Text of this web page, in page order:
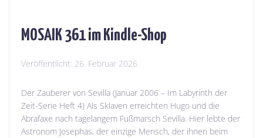
MOSAIK 361 im Kindle-Shop
Veröffentlicht: 26. Februar 2026
Der Zauberer von Sevilla (Januar 2006 – Im Labyrinth der
Zeit-Serie Heft 4) Als Sklaven erreichten Hugo und die
Abrafaxe nach tagelangem Fußmarsch Sevilla. Hier lebte der
Astronom Josephas, der einzige Mensch, der ihnen beim